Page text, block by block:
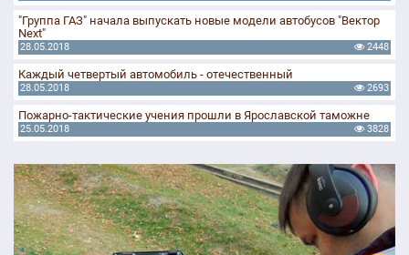
"Группа ГАЗ" начала выпускать новые модели автобусов "Вектор
Next"
28.05.2018 2448
Каждый четвертый автомобиль - отечественный
28.05.2018 2693
Пожарно-тактические учения прошли в Ярославской таможне
25.05.2018 3828